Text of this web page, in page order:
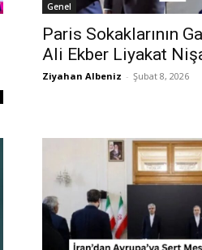
Genel
Paris Sokaklarının
Ali Ekber Liyakat
Ziyahan Albeniz - Şubat 8, 2026